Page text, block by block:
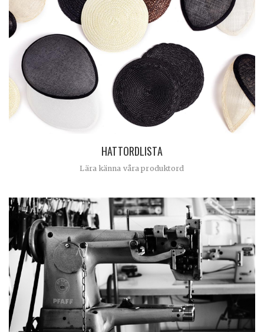
HATTORDLISTA
Lära känna våra produktord